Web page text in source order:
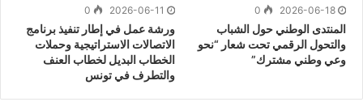
2026-06-18
0
المنتدى الوطني حول الشباب
والتحول الرقمي تحت شعار “نحو
وعي وطني مشترك”
2026-06-11
0
ورشة عمل في إطار تنفيذ برنامج
الاتصالات الاستراتيجية وحملات
الخطاب البديل لخطاب العنف
والتطرف في تونس